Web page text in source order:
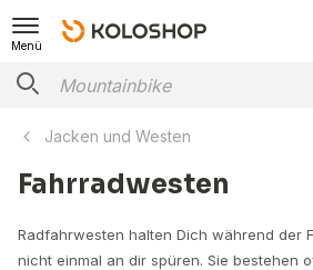
Menü
Jacken und Westen
Fahrradwesten
Radfahrwesten halten Dich während der
nicht einmal an dir spüren. Sie bestehen